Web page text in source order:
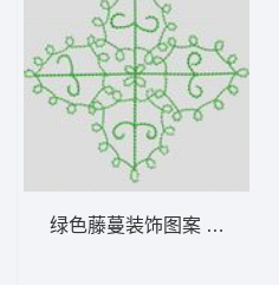
绿色藤蔓装饰图案 植物花型